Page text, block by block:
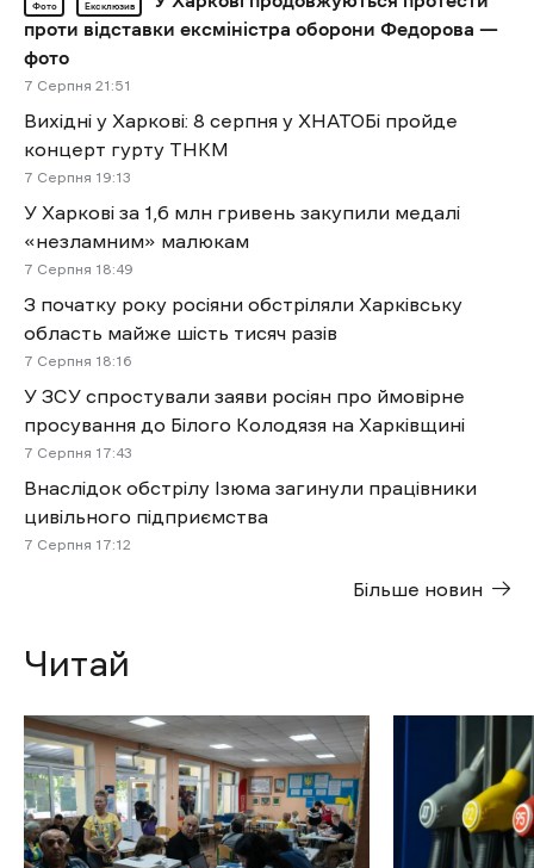
Фото Ексклюзив
проти відставки ексміністра оборони Федорова —
фото
7 Cерпня 21:51
Вихідні у Харкові: 8 серпня у ХНАТОБі пройде
концерт гурту ТНКМ
7 Cерпня 19:13
У Харкові за 1,6 млн гривень закупили медалі
«незламним» малюкам
7 Cерпня 18:49
З початку року росіяни обстріляли Харківську
область майже шість тисяч разів
7 Cерпня 18:16
У ЗСУ спростували заяви росіян про ймовірне
просування до Білого Колодязя на Харківщині
7 Cерпня 17:43
Внаслідок обстрілу Ізюма загинули працівники
цивільного підприємства
7 Cерпня 17:12
Більше новин
Читай